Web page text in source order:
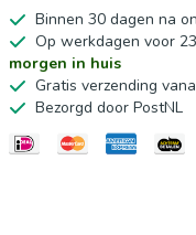
interieur uitnodigender
kussenhoezen.
Binnen 30 dagen na
Op werkdagen voor
morgen in huis
Gratis verzending
Bezorgd door PostNL